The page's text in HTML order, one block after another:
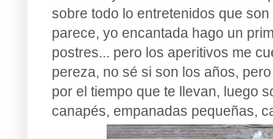
sobre todo lo entretenidos que
parece, yo encantada hago un
postres... pero los aperitivos me
pereza, no sé si son los años,
por el tiempo que te llevan, luego
canapés, empanadas pequeñas,